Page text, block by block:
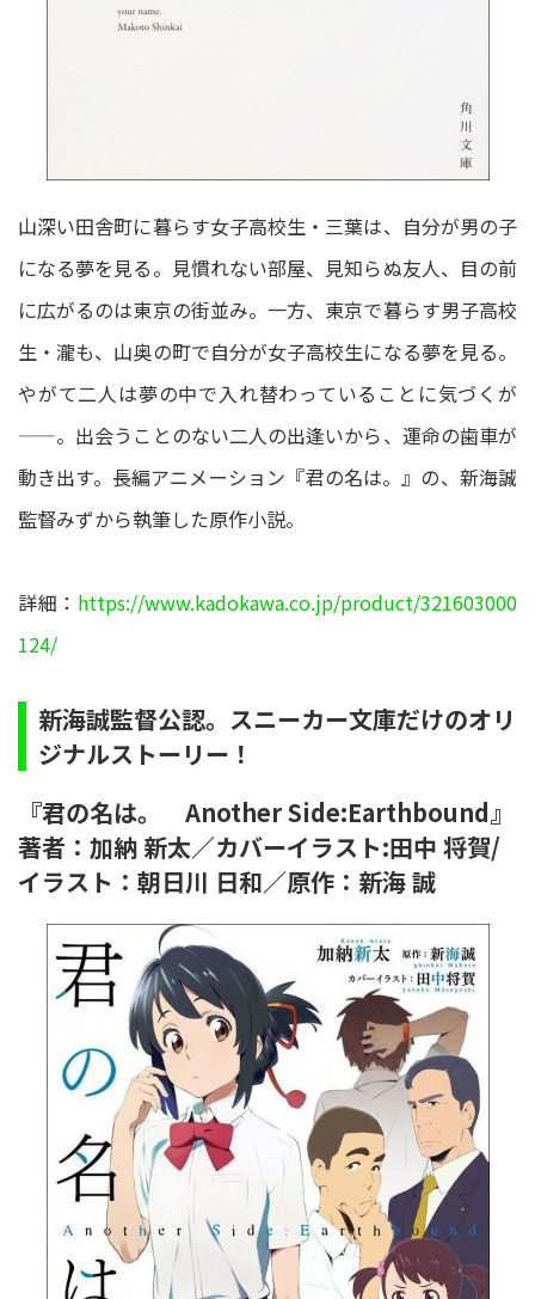
山深い田舎町に暮らす女子高校生・三葉は、自分が男の子
になる夢を見る。見慣れない部屋、見知らぬ友人、目の前
に広がるのは東京の街並み。一方、東京で暮らす男子高校
生・瀧も、山奥の町で自分が女子高校生になる夢を見る。
やがて二人は夢の中で入れ替わっていることに気づくが
――。出会うことのない二人の出逢いから、運命の歯車が
動き出す。長編アニメーション『君の名は。』の、新海誠
監督みずから執筆した原作小説。
詳細： https://www.kadokawa.co.jp/product/321603000
124/
新海誠監督公認。スニーカー文庫だけのオリ
ジナルストーリー！
『君の名は。 Another Side:Earthbound』
著者：加納 新太／カバーイラスト:田中 将賀/
イラスト：朝日川 日和／原作：新海 誠